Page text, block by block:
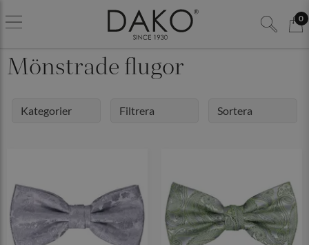
0
Mönstrade flugor
Kategorier Filtrera Sortera